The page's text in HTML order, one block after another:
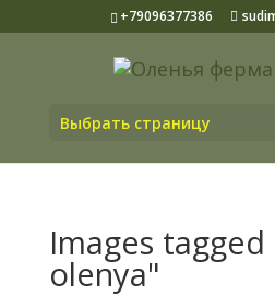
+79096377386
Выбрать страницу
Images
olenya"